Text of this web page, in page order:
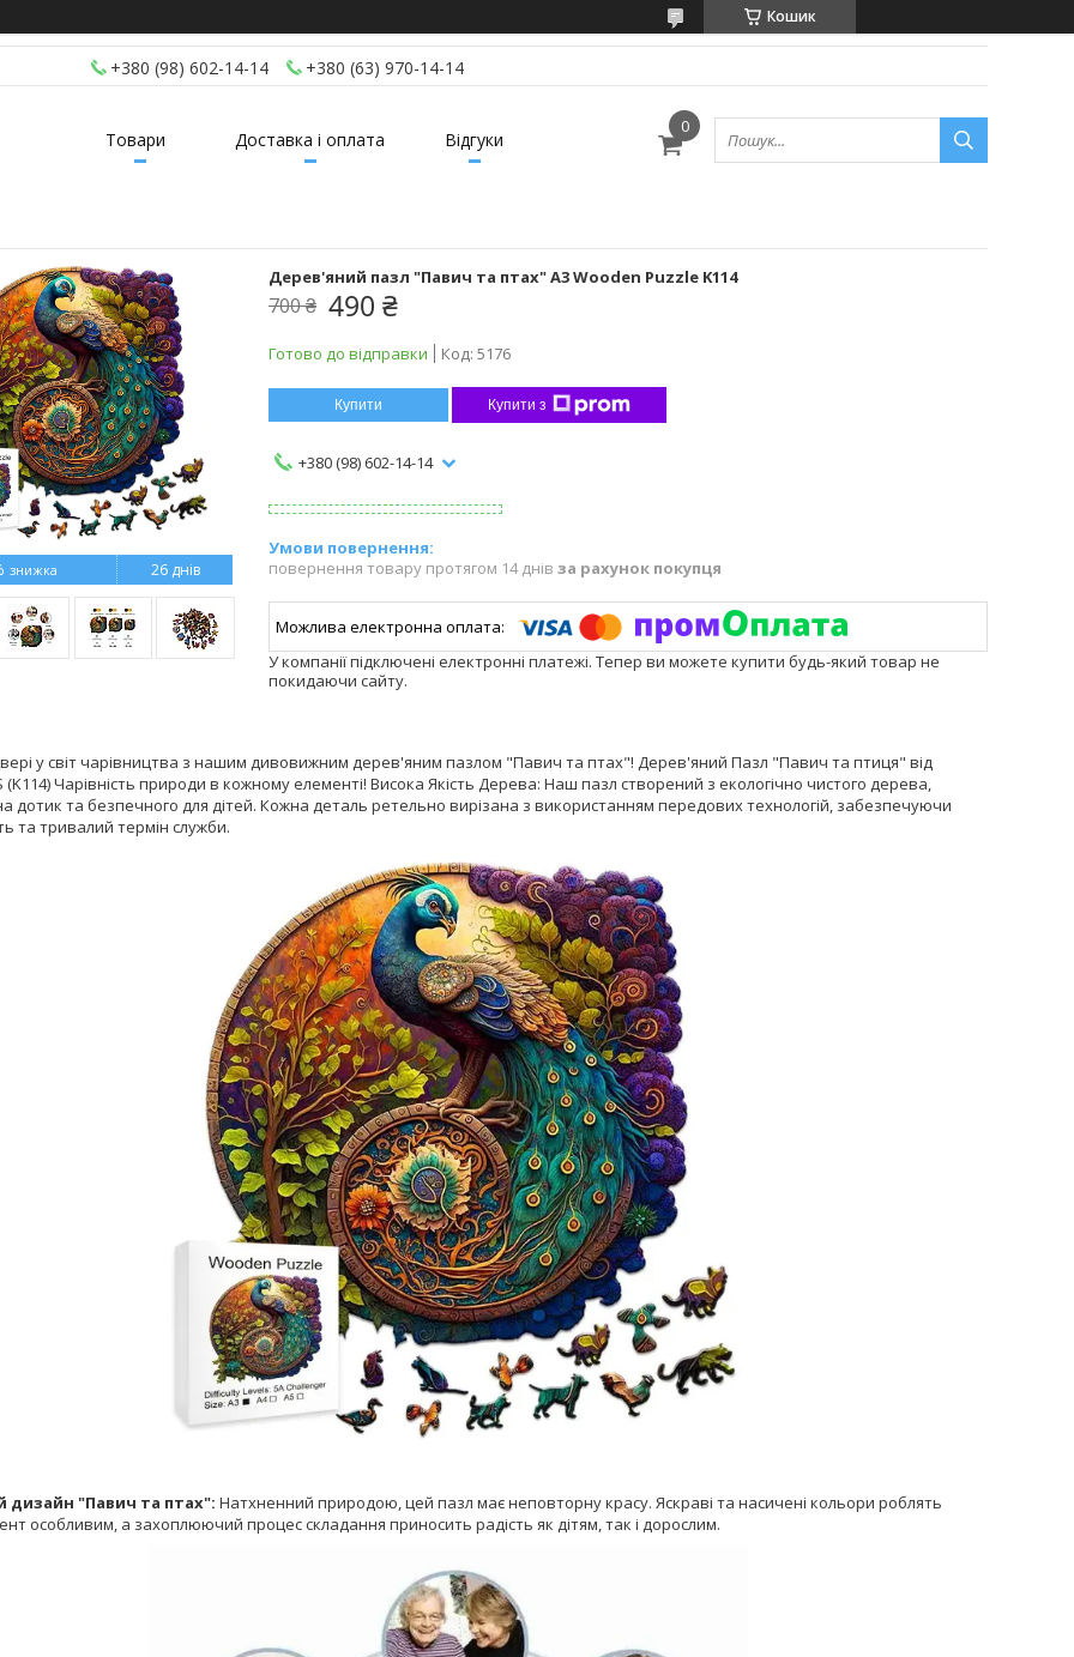
Кошик
+380 (98) 602-14-14 +380 (63) 970-14-14
Товари Доставка і оплата Відгуки
26 днів
Дерев'яний пазл "Павич та птах" A3 Wooden Puzzle K114
700 ₴ 490 ₴
Готово до відправки Код: 5176
Купити Купити з
+380 (98) 602-14-14
повернення товару протягом 14 днів за рахунок покупця
У компанії підключені електронні платежі. Тепер ви можете купити будь-який товар не
покидаючи сайту.
у світ чарівництва з нашим дивовижним дерев'яним пазлом "Павич та птах"! Дерев'яний Пазл "Павич та птиця" від
(K114) Чарівність природи в кожному елементі! Висока Якість Дерева: Наш пазл створений з екологічно чистого дерева,
дотик та безпечного для дітей. Кожна деталь ретельно вирізана з використанням передових технологій, забезпечуючи
та тривалий термін служби.
дизайн "Павич та птах": Натхненний природою, цей пазл має неповторну красу. Яскраві та насичені кольори роблять
особливим, а захоплюючий процес складання приносить радість як дітям, так і дорослим.